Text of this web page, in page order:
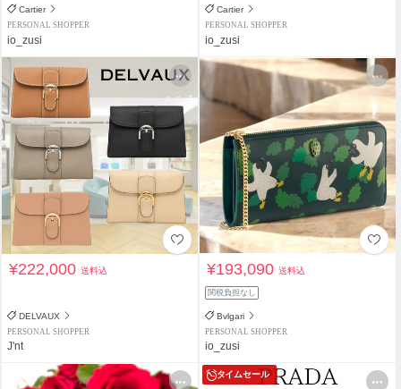
Cartier
PERSONAL SHOPPER
io_zusi
Cartier
PERSONAL SHOPPER
io_zusi
¥222,000送料込
DELVAUX
PERSONAL SHOPPER
J'nt
¥193,090送料込
関税負担なし
Bvlgari
PERSONAL SHOPPER
io_zusi
タイムセール